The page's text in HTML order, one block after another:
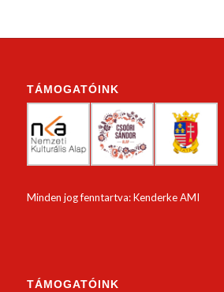
TÁMOGATÓINK
Minden jog fenntartva: Kenderke AMI
TÁMOGATÓINK